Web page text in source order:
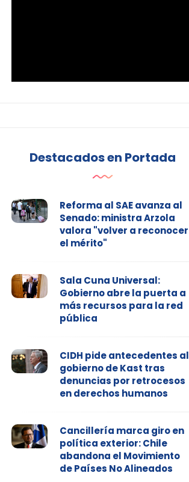
Destacados en Portada
Reforma al SAE avanza al
Senado: ministra Arzola
valora "volver a reconocer
el mérito"
Sala Cuna Universal:
Gobierno abre la puerta a
más recursos para la red
pública
CIDH pide antecedentes al
gobierno de Kast tras
denuncias por retrocesos
en derechos humanos
Cancillería marca giro en
política exterior: Chile
abandona el Movimiento
de Países No Alineados